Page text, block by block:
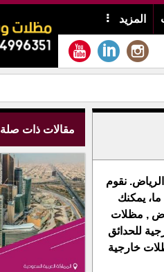
المزيد
نقوم
يمكنك
, مظلات
للحدائق
خارجية
مقالات ذات صلة